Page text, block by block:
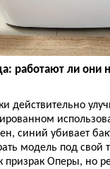
работают ли они
действительно
синий убивает
модель под свой
призрак Оперы, но